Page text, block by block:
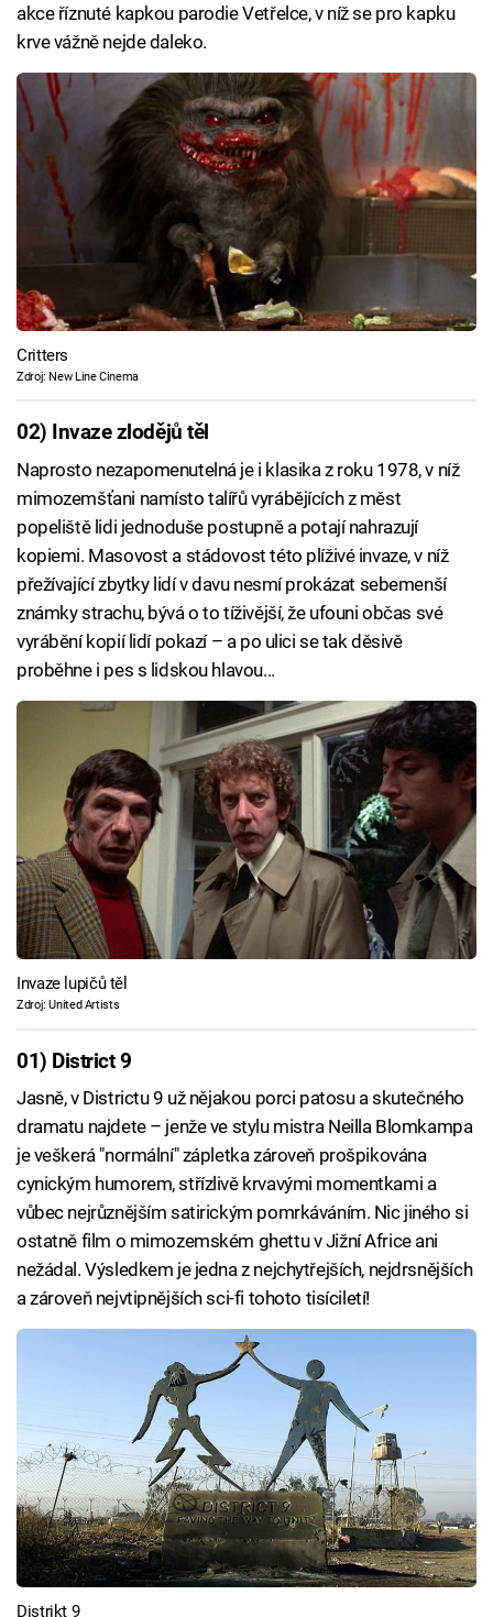
akce říznuté kapkou parodie Vetřelce, v níž se pro kapku
krve vážně nejde daleko.
Critters
Zdroj: New Line Cinema
02) Invaze zlodějů těl
Naprosto nezapomenutelná je i klasika z roku 1978, v níž
mimozemšťani namísto talířů vyrábějících z měst
popeliště lidi jednoduše postupně a potají nahrazují
kopiemi. Masovost a stádovost této plíživé invaze, v níž
přežívající zbytky lidí v davu nesmí prokázat sebemenší
známky strachu, bývá o to tíživější, že ufouni občas své
vyrábění kopií lidí pokazí – a po ulici se tak děsivě
proběhne i pes s lidskou hlavou...
Invaze lupičů těl
Zdroj: United Artists
01) District 9
Jasně, v Districtu 9 už nějakou porci patosu a skutečného
dramatu najdete – jenže ve stylu mistra Neilla Blomkampa
je veškerá "normální" zápletka zároveň prošpikována
cynickým humorem, střízlivě krvavými momentkami a
vůbec nejrůznějším satirickým pomrkáváním. Nic jiného si
ostatně film o mimozemském ghettu v Jižní Africe ani
nežádal. Výsledkem je jedna z nejchytřejších, nejdrsnějších
a zároveň nejvtipnějších sci-fi tohoto tisíciletí!
Distrikt 9